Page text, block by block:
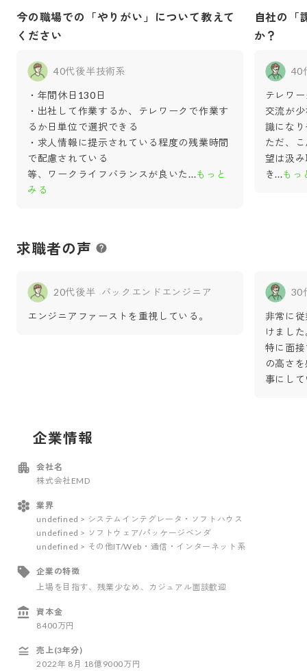
今の職場での「やりがい」について教えて
ください
40代後半技術系
・年間休日130日
・出社して作業するか、テレワークで作業す
るか日単位で選択できる
・求人情報に提示されている程度の残業時間
で配慮されている
等、ワークライフバランスが良いた...もっと
みる
自社の「
か？
40
テレワ
交流が
識にな
ただ、
望は汲
き...もっ
求職者の声
20代後半 バックエンドエンジニア
エンジニアファーストを重視している。
30
非常に
けまし
特に面
の高さ
事にし
企業情報
会社名
株式会社EMD
業界
undefined > システムインテグレータ・ソフトハウス
undefined > ソフトウェア/パッケージベンダ
undefined > その他IT/Web・通信・インターネット系
企業の特徴
上場を目指す、残業少なめ 、カジュアル面談歓迎
資本金
8400万円
売上(3年分)
2022年 8 月 18億9000万円